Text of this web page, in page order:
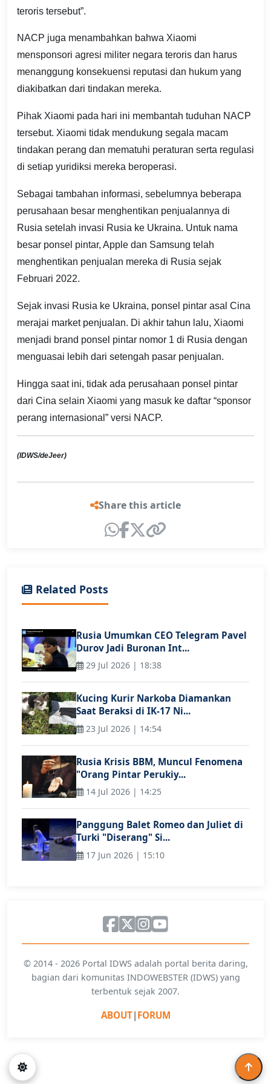
teroris tersebut”.
NACP juga menambahkan bahwa Xiaomi
mensponsori agresi militer negara teroris dan harus
menanggung konsekuensi reputasi dan hukum yang
diakibatkan dari tindakan mereka.
Pihak Xiaomi pada hari ini membantah tuduhan NACP
tersebut. Xiaomi tidak mendukung segala macam
tindakan perang dan mematuhi peraturan serta regulasi
di setiap yuridiksi mereka beroperasi.
Sebagai tambahan informasi, sebelumnya beberapa
perusahaan besar menghentikan penjualannya di
Rusia setelah invasi Rusia ke Ukraina. Untuk nama
besar ponsel pintar, Apple dan Samsung telah
menghentikan penjualan mereka di Rusia sejak
Februari 2022.
Sejak invasi Rusia ke Ukraina, ponsel pintar asal Cina
merajai market penjualan. Di akhir tahun lalu, Xiaomi
menjadi brand ponsel pintar nomor 1 di Rusia dengan
menguasai lebih dari setengah pasar penjualan.
Hingga saat ini, tidak ada perusahaan ponsel pintar
dari Cina selain Xiaomi yang masuk ke daftar “sponsor
perang internasional” versi NACP.
(IDWS/deJeer)
Share this article
Related Posts
Rusia Umumkan CEO Telegram Pavel
Durov Jadi Buronan Int...
29 Jul 2026 | 18:38
Kucing Kurir Narkoba Diamankan
Saat Beraksi di IK-17 Ni...
23 Jul 2026 | 14:54
Rusia Krisis BBM, Muncul Fenomena
"Orang Pintar Perukiy...
14 Jul 2026 | 14:25
Panggung Balet Romeo dan Juliet di
Turki "Diserang" Si...
17 Jun 2026 | 15:10
© 2014 - 2026 Portal IDWS adalah portal berita daring,
bagian dari komunitas INDOWEBSTER (IDWS) yang
terbentuk sejak 2007.
ABOUT| FORUM